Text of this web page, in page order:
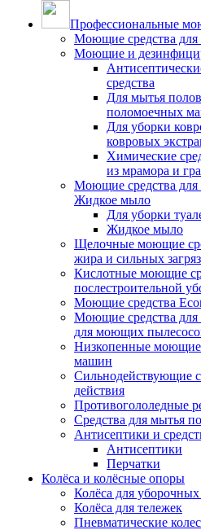
Профессиональные
Моющие средства для
Моющие и
средства
Для мытья
поломоечных
Для уборки
ковровых
Химические
из мрамора и
Моющие средства для
Жидкое мыло
Для уборки
Жидкое мыло
Щелочные моющие
жира и сильных
Кислотные моющие
послестроительной
Моющие средства
Моющие средства для
для моющих
Низкопенные моющие
машин
Сильнодействующие
действия
Противогололедные
Средства для мытья
Антисептики и
Антисептики
Перчатки
Колёса и колёсные опоры
Колёса для
Колёса для тележек
Пневматические